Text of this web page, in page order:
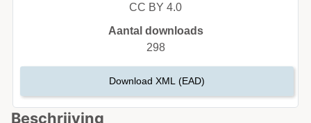
Beschrijving
CC BY 4.0
Aantal downloads
298
Download XML (EAD)